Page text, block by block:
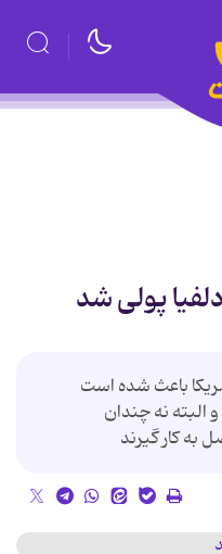
پولی شد
باعث شده است
البته نه چندان
به کار گیرند